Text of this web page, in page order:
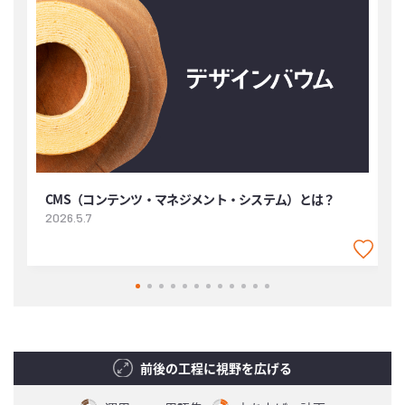
CMS（コンテンツ・マネジメント・システム）とは？
2026.5.7
前後の工程に視野を広げる